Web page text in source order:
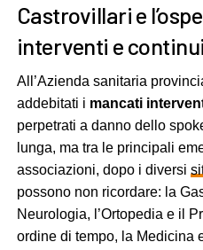
Castrovillari e
interventi e
All’Azienda sanitaria
addebitati i mancati
perpetrati a danno dello
lunga, ma tra le principali
associazioni, dopo i diversi
possono non ricordare: la
Neurologia, l’Ortopedia e il
ordine di tempo, la Medicina